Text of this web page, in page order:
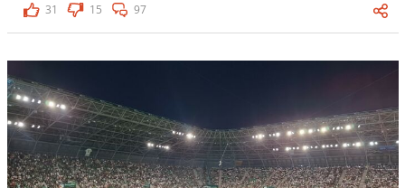
31
15 97